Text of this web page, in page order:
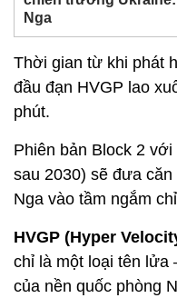
Nga
Thời gian từ khi phát
đầu đạn HVGP lao
phút.
Phiên bản Block 2
sau 2030) sẽ đưa
Nga vào tầm ngắm
HVGP (Hyper
chỉ là một loại tên lửa
của nền quốc phòng